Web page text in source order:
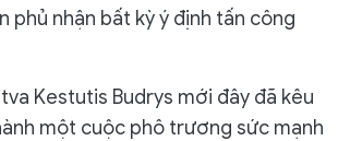
phủ nhận bất kỳ ý định tấn công
Kestutis Budrys mới đây đã kêu
một cuộc phô trương sức mạnh